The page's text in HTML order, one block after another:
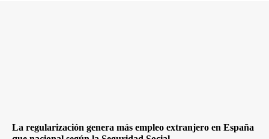
La regularización genera más empleo extranjero en España